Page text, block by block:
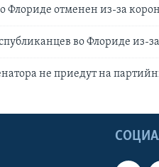
Флориде отменен из-за
во Флориде из-
не приедут на